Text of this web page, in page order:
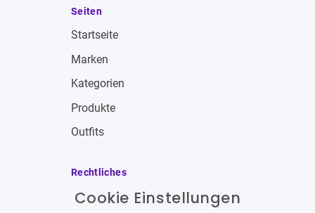
Seiten
Startseite
Marken
Kategorien
Produkte
Outfits
Rechtliches
Impressum
Cookie Einstellungen